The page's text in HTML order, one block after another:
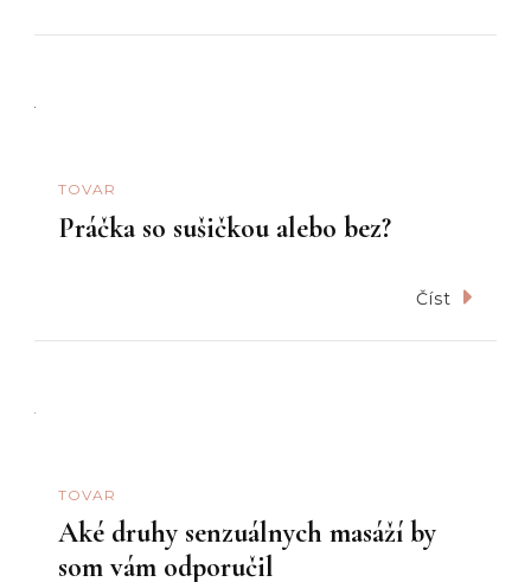
TOVAR
Práčka so sušičkou alebo bez?
Číst
TOVAR
Aké druhy senzuálnych masáží by
som vám odporučil